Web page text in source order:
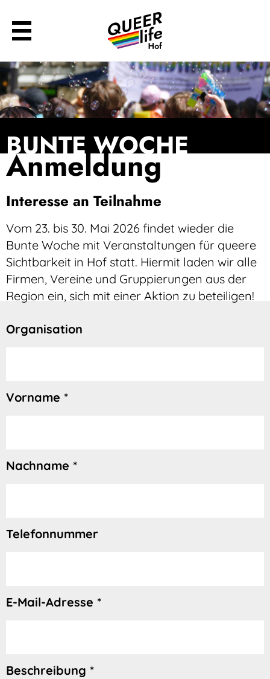
BUNTE WOCHE
Anmeldung
Interesse an Teilnahme
Vom 23. bis 30. Mai 2026 findet wieder die
Bunte Woche mit Veranstaltungen für queere
Sichtbarkeit in Hof statt. Hiermit laden wir alle
Firmen, Vereine und Gruppierungen aus der
Region ein, sich mit einer Aktion zu beteiligen!
Organisation
Vorname *
Nachname *
Telefonnummer
E-Mail-Adresse *
Beschreibung *